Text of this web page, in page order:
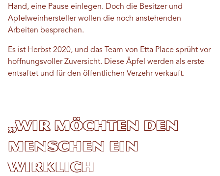
Hand, eine Pause einlegen. Doch die Besitzer und
Apfelweinhersteller wollen die noch anstehenden
Arbeiten besprechen.
Es ist Herbst 2020, und das Team von Etta Place sprüht vor
hoffnungsvoller Zuversicht. Diese Äpfel werden als erste
entsaftet und für den öffentlichen Verzehr verkauft.
„Wir möchten den
Menschen ein
wirklich